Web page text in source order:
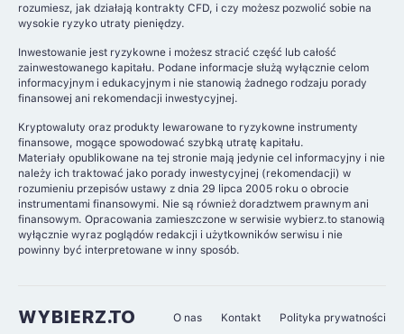
rozumiesz, jak działają kontrakty CFD, i czy możesz pozwolić sobie na
wysokie ryzyko utraty pieniędzy.
Inwestowanie jest ryzykowne i możesz stracić część lub całość
zainwestowanego kapitału. Podane informacje służą wyłącznie celom
informacyjnym i edukacyjnym i nie stanowią żadnego rodzaju porady
finansowej ani rekomendacji inwestycyjnej.
Kryptowaluty oraz produkty lewarowane to ryzykowne instrumenty
finansowe, mogące spowodować szybką utratę kapitału.
Materiały opublikowane na tej stronie mają jedynie cel informacyjny i nie
należy ich traktować jako porady inwestycyjnej (rekomendacji) w
rozumieniu przepisów ustawy z dnia 29 lipca 2005 roku o obrocie
instrumentami finansowymi. Nie są również doradztwem prawnym ani
finansowym. Opracowania zamieszczone w serwisie wybierz.to stanowią
wyłącznie wyraz poglądów redakcji i użytkowników serwisu i nie
powinny być interpretowane w inny sposób.
WYBIERZ.TO O nas Kontakt Polityka prywatności